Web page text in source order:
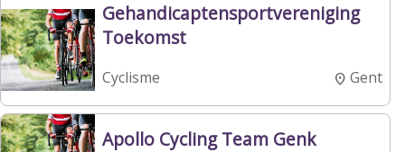
Gehandicaptensportvereniging
Toekomst
Cyclisme Gent
Apollo Cycling Team Genk